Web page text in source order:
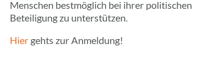
Menschen best­mög­lich bei ihrer poli­ti­schen
Betei­li­gung zu unterstützen.
Hier gehts zur Anmeldung!